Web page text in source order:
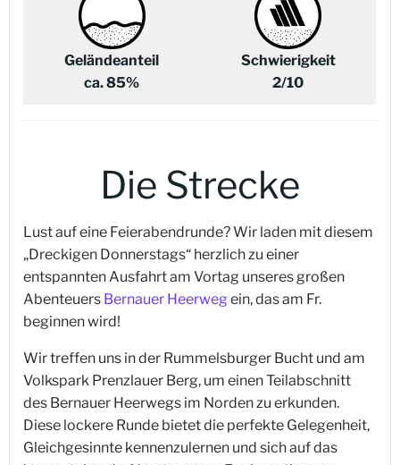
Geländeanteil
ca. 85%
Schwierigkeit
2/10
Die Strecke
Lust auf eine Feierabendrunde? Wir laden mit diesem
„Dreckigen Donnerstags“ herzlich zu einer
entspannten Ausfahrt am Vortag unseres großen
Abenteuers Bernauer Heerweg ein, das am Fr.
beginnen wird!
Wir treffen uns in der Rummelsburger Bucht und am
Volkspark Prenzlauer Berg, um einen Teilabschnitt
des Bernauer Heerwegs im Norden zu erkunden.
Diese lockere Runde bietet die perfekte Gelegenheit,
Gleichgesinnte kennenzulernen und sich auf das